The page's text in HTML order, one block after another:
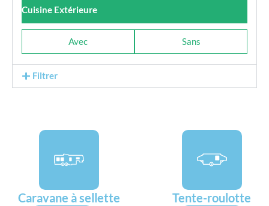
Cuisine Extérieure
Avec Sans
Filtrer
Caravane à sellette Tente-roulotte